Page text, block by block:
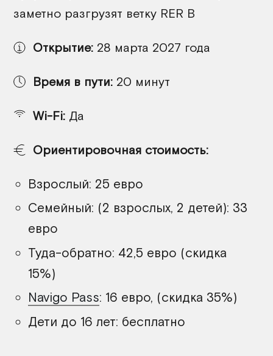
заметно разгрузят ветку RER B
Открытие: 28 марта 2027 года
Время в пути: 20 минут
Wi-Fi: Да
Ориентировочная стоимость:
Взрослый: 25 евро
Семейный: (2 взрослых, 2 детей): 33
евро
Туда-обратно: 42,5 евро (скидка
15%)
Navigo Pass: 16 евро, (скидка 35%)
Дети до 16 лет: бесплатно